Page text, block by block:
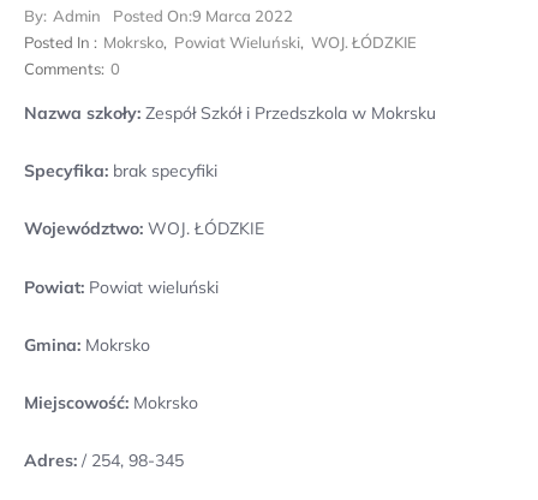
By: Admin Posted On:9 Marca 2022
Posted In : Mokrsko, Powiat Wieluński, WOJ. ŁÓDZKIE
Comments: 0
Nazwa szkoły: Zespół Szkół i Przedszkola w Mokrsku
Specyfika: brak specyfiki
Województwo: WOJ. ŁÓDZKIE
Powiat: Powiat wieluński
Gmina: Mokrsko
Miejscowość: Mokrsko
Adres: / 254, 98-345